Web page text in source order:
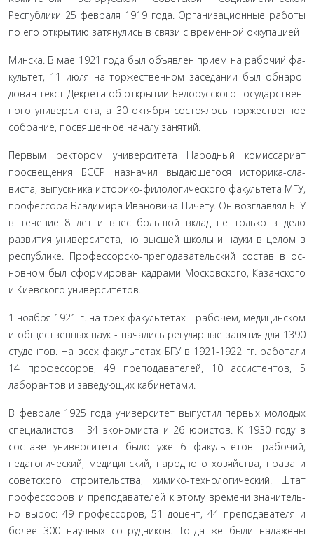
Республики 25 февраля 1919 года. Организационные работы
по его открытию затянулись в связи с временной оккупацией
Минска. В мае 1921 года был объявлен прием на рабочий фа­
культет, 11 июля на торжественном заседании был обнаро­
дован текст Декрета об открытии Белорусского государствен­
ного университета, а 30 октября состоялось торжественное
собрание, посвященное началу занятий.
Первым ректором университета Народный комиссари­ат
просвещения БССР назначил выдающегося историка-сла-
виста, выпускника историко-филологического факультета МГУ,
профессора Владимира Ивановича Пичету. Он возглав­лял БГУ
в течение 8 лет и внес большой вклад не только в дело
развития университета, но высшей школы и науки в целом в
республике. Профессорско-преподавательский состав в ос­
новном был сформирован кадрами Московского, Казанского
и Киевского университетов.
1 ноября 1921 г. на трех факультетах - рабочем, меди­цинском
и общественных наук - начались регулярные заня­тия для 1390
студентов. На всех факультетах БГУ в 1921-1922 гг. работали
14 профессоров, 49 преподавателей, 10 ассистен­тов, 5
лаборантов и заведующих кабинетами.
В феврале 1925 года университет выпустил первых моло­дых
специалистов - 34 экономиста и 26 юристов. К 1930 году в
составе университета было уже 6 факультетов: рабочий,
педагогический, медицинский, народного хозяйства, права и
советского строительства, химико-технологический. Штат
профессоров и преподавателей к этому времени значитель­
но вырос: 49 профессоров, 51 доцент, 44 преподавателя и
бо­лее 300 научных сотрудников. Тогда же были налажены